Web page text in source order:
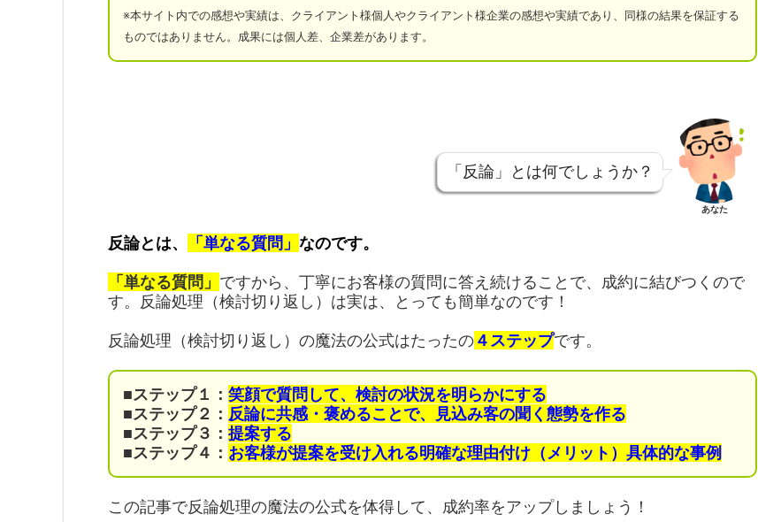
※本サイト 内での感想や実績は、クライアント様個人やクライアント様企業の感想や実績であり、同様の結果を保証する
ものではありません。成果には個人差、企業差があります。
「反論」とは何でしょうか？
あなた
反論とは、 「単なる質問」 なのです。
「単なる質問」 ですから、丁寧にお客様の質問に答え続けることで、成約に結びつくので
す。反論処理（検討切り返し）は実は、とっても簡単なのです！
反論処理（検討切り返し）の魔法の公式はたったの４ステップです。
■ステップ１： 笑顔で質問して、 検討の状況を明らかにする
■ステップ２： 反論に共感・褒めることで、見込み客の聞く態勢を作る
■ステップ３： 提案する
■ステップ４： お客様が提案を受け入れる明確な理由付け（メリット）具体的な事例
この記事で反論処理の魔法の公式を体得して、成約率をアップしましょう！